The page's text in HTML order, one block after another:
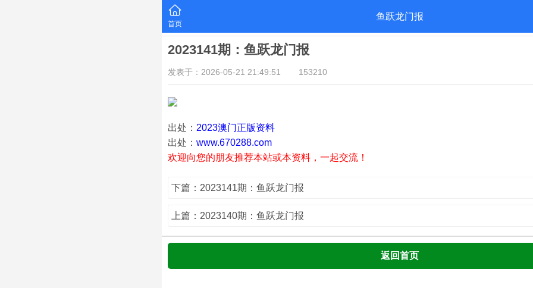
首页
鱼跃龙门报
2023141期：鱼跃龙门报
发表于：2026-05-21 21:49:51 153210
出处： 2023澳门正版资料
出处： www.670288.com
欢迎向您的朋友推荐本站或本资料，一起交流！
下篇：2023141期：鱼跃龙门报
上篇：2023140期：鱼跃龙门报
返回首页